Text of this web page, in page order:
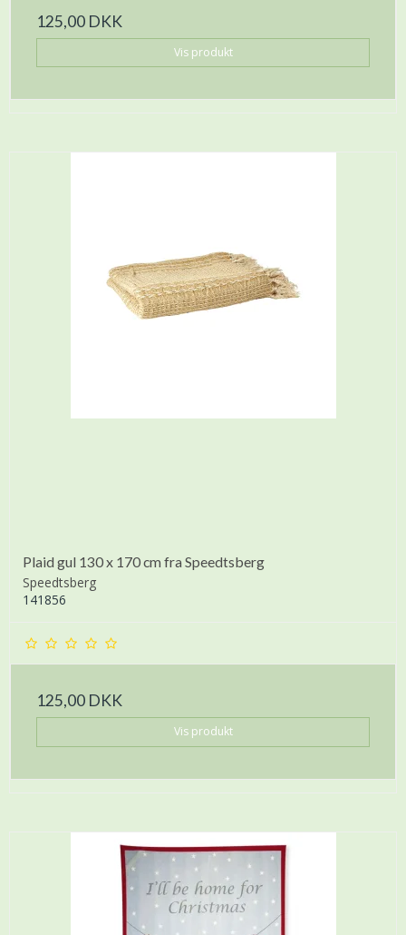
125,00 DKK
Vis produkt
Plaid gul 130 x 170 cm fra Speedtsberg
Speedtsberg
141856
125,00 DKK
Vis produkt